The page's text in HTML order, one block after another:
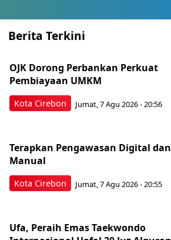
Berita Terkini
Kota Cirebon
OJK Dorong Perbankan Perkuat
Pembiayaan UMKM
Jumat, 7 Agu 2026 - 20:56
Kota Cirebon
Terapkan Pengawasan Digital dan
Manual
Jumat, 7 Agu 2026 - 20:55
Ufa, Peraih Emas Taekwondo